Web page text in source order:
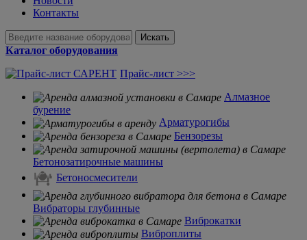
Контакты
Искать
Каталог оборудования
Прайс-лист >>>
Алмазное
бурение
Арматурогибы
Бензорезы
Бетонозатирочные машины
Бетоносмесители
Вибраторы глубинные
Виброкатки
Виброплиты